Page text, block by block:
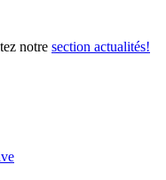
notre section actualités!